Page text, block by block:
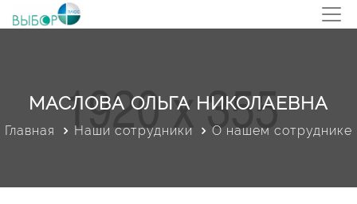
МАСЛОВА ОЛЬГА НИКОЛАЕВНА
Главная Наши сотрудники О нашем сотруднике